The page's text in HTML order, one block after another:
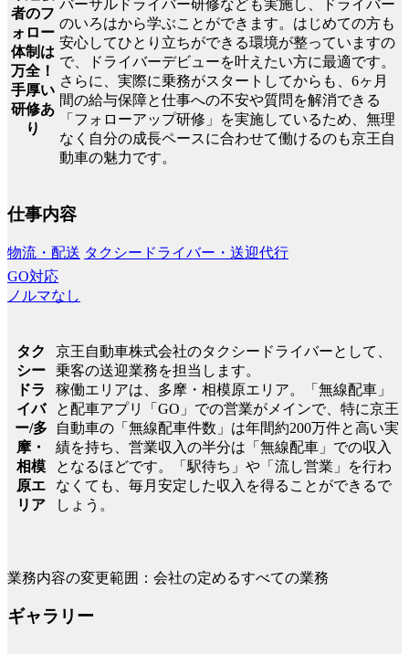
者のフ
ォロー
体制は
万全！
手厚い
研修あ
り
バーサルドライバー研修なども実施し、ドライバー
のいろはから学ぶことができます。はじめての方も
安心してひとり立ちができる環境が整っていますの
で、ドライバーデビューを叶えたい方に最適です。
さらに、実際に乗務がスタートしてからも、6ヶ月
間の給与保障と仕事への不安や質問を解消できる
「フォローアップ研修」を実施しているため、無理
なく自分の成長ペースに合わせて働けるのも京王自
動車の魅力です。
仕事内容
物流・配送 タクシードライバー・送迎代行
GO対応
ノルマなし
タク
シー
ドラ
イバ
ー/多
摩・
相模
原エ
リア
京王自動車株式会社のタクシードライバーとして、
乗客の送迎業務を担当します。
稼働エリアは、多摩・相模原エリア。「無線配車」
と配車アプリ「GO」での営業がメインで、特に京王
自動車の「無線配車件数」は年間約200万件と高い実
績を持ち、営業収入の半分は「無線配車」での収入
となるほどです。「駅待ち」や「流し営業」を行わ
なくても、毎月安定した収入を得ることができるで
しょう。
業務内容の変更範囲：会社の定めるすべての業務
ギャラリー